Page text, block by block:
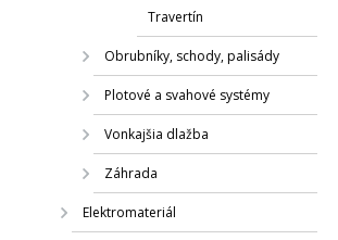
Travertín
Obrubníky, schody, palisády
Plotové a svahové systémy
Vonkajšia dlažba
Záhrada
Elektromateriál